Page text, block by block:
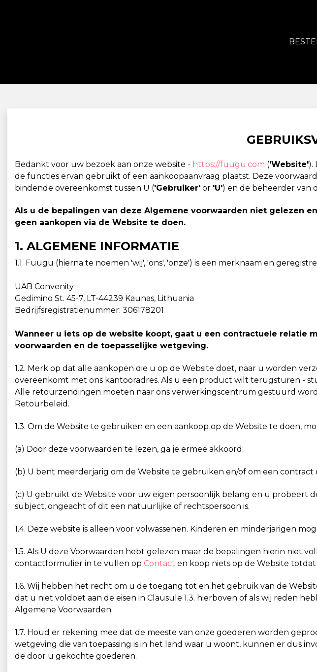
Bedankt voor uw bezoek aan onze website - https://fuugu.com ('Website').
de functies ervan gebruikt of een aankoopaanvraag plaatst. Deze
bindende overeenkomst tussen U ('Gebruiker' or 'U') en de beheerder van
Als u de bepalingen van deze Algemene voorwaarden niet gelezen
geen aankopen via de Website te doen.
1. ALGEMENE INFORMATIE
1.1. Fuugu (hierna te noemen 'wij', 'ons', 'onze') is een merknaam en
UAB Convenity
Gedimino St. 45-7, LT-44239 Kaunas, Lithuania
Bedrijfsregistratienummer: 306178201
Wanneer u iets op de website koopt, gaat u een contractuele relatie
voorwaarden en de toepasselijke wetgeving.
1.2. Merk op dat alle aankopen die u op de Website doet, naar u worden
overeenkomt met ons kantooradres. Als u een product wilt terugsturen -
Alle retourzendingen moeten naar ons verwerkingscentrum gestuurd
Retourbeleid.
1.3. Om de Website te gebruiken en een aankoop op de Website te doen,
(a) Door deze voorwaarden te lezen, ga je ermee akkoord;
(b) U bent meerderjarig om de Website te gebruiken en/of om een
(c) U gebruikt de Website voor uw eigen persoonlijk belang en u
subject, ongeacht of dit een natuurlijke of rechtspersoon is.
1.4. Deze website is alleen voor volwassenen. Kinderen en minderjarigen
1.5. Als U deze Voorwaarden hebt gelezen maar de bepalingen hierin niet
contactformulier in te vullen op Contact en koop niets op de Website
1.6. Wij hebben het recht om u de toegang tot en het gebruik van de
dat u niet voldoet aan de eisen in Clausule 1.3. hierboven of als wij reden
Algemene Voorwaarden.
1.7. Houd er rekening mee dat de meeste van onze goederen worden
wetgeving die van toepassing is in het land waar u woont, kunnen er dus
de door u gekochte goederen.